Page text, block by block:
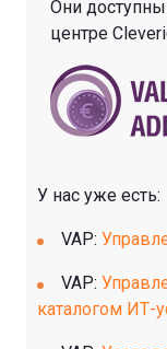
Они
центре
У нас уже есть:
VAP:
VAP:
каталогом ИТ-